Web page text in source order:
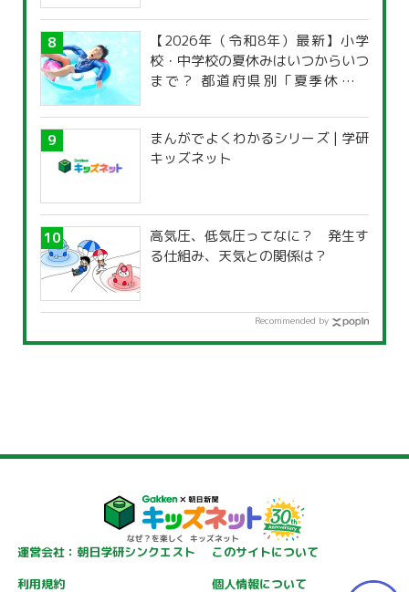
【2026年（令和8年）最新】小学
校・中学校の夏休みはいつからいつ
まで？ 都道府県別「夏季休暇一
まんがでよくわかるシリーズ | 学研
キッズネット
高気圧、低気圧ってなに？ 発生す
る仕組み、天気との関係は？
Recommended by
運営会社：朝日学研シンクエスト
このサイトについて
利用規約
個人情報について